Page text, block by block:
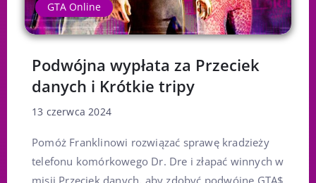
GTA Online
Podwójna wypłata za Przeciek
danych i Krótkie tripy
13 czerwca 2024
Pomóż Franklinowi rozwiązać sprawę kradzieży
telefonu komórkowego Dr. Dre i złapać winnych w
misji Przeciek danych, aby zdobyć podwójne GTA$